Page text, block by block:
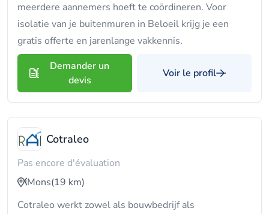
meerdere aannemers hoeft te coördineren. Voor
isolatie van je buitenmuren in Beloeil krijg je een
gratis offerte en jarenlange vakkennis.
Demander un
devis
Voir le profil
Cotraleo
Pas encore d'évaluation
Mons(19 km)
Cotraleo werkt zowel als bouwbedrijf als